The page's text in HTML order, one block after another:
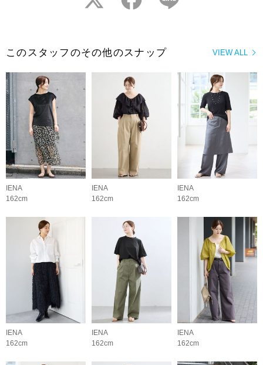
VIEW ALL
このスタッフのその他のスナップ
IENA
162cm
IENA
162cm
IENA
162cm
IENA
162cm
IENA
162cm
IENA
162cm